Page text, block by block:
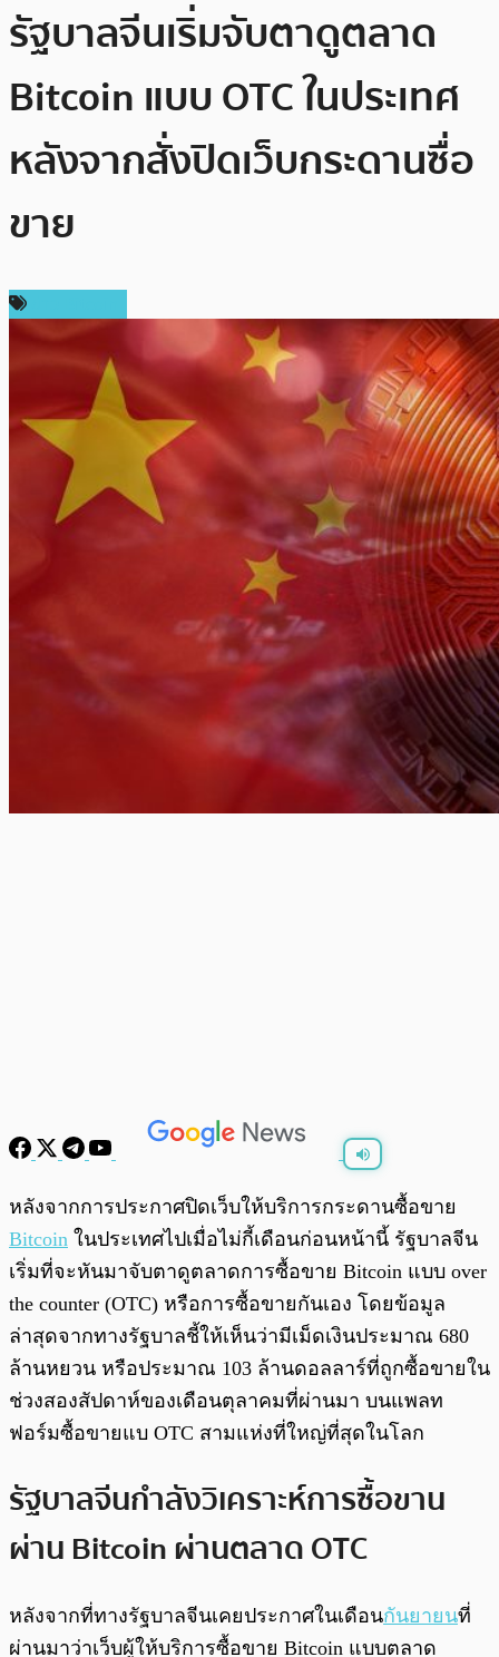
รัฐบาลจีนเริ่มจับตาดูตลาด
Bitcoin แบบ OTC ในประเทศ
หลังจากสั่งปิดเว็บกระดานซื่อ
ขาย
0:00/
หลังจากการประกาศปิดเว็บให้บริการกระดานซื้อขาย
Bitcoin ในประเทศไปเมื่อไม่กี้เดือนก่อนหน้านี้ รัฐบาลจีน
เริ่มที่จะหันมาจับตาดูตลาดการซื้อขาย Bitcoin แบบ over
the counter (OTC) หรือการซื้อขายกันเอง โดยข้อมูล
ล่าสุดจากทางรัฐบาลชี้ให้เห็นว่ามีเม็ดเงินประมาณ 680
ล้านหยวน หรือประมาณ 103 ล้านดอลลาร์ที่ถูกซื้อขายใน
ช่วงสองสัปดาห์ของเดือนตุลาคมที่ผ่านมา บนแพลท
ฟอร์มซื้อขายแบ OTC สามแห่งที่ใหญ่ที่สุดในโลก
รัฐบาลจีนกำลังวิเคราะห์การซื้อขาน
ผ่าน Bitcoin ผ่านตลาด OTC
หลังจากที่ทางรัฐบาลจีนเคยประกาศในเดือนกันยายนที่
ผ่านมาว่าเว็บผู้ให้บริการซื้อขาย Bitcoin แบบตลาด